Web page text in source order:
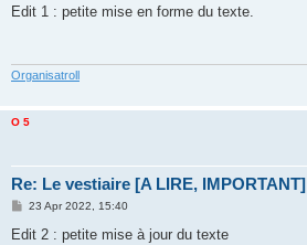
s
Edit 1 : petite mise en forme du texte.
Organisatroll
O 5
Re: Le vestiaire [A LIRE, IMPORTANT]
P
s
23 Apr 2022, 15:40
Edit 2 : petite mise à jour du texte